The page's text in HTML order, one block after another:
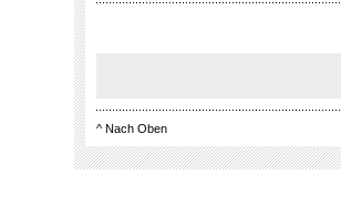
^ Nach Oben